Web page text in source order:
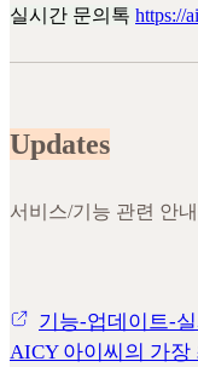
실시간 문의톡 https://
Updates
서비스/기능 관련 안내
기능-업데이트-
AICY 아이씨의 가